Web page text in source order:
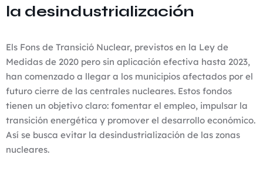
la desindustrialización
Els Fons de Transició Nuclear, previstos en la Ley de
Medidas de 2020 pero sin aplicación efectiva hasta 2023,
han comenzado a llegar a los municipios afectados por el
futuro cierre de las centrales nucleares. Estos fondos
tienen un objetivo claro: fomentar el empleo, impulsar la
transición energética y promover el desarrollo económico.
Así se busca evitar la desindustrialización de las zonas
nucleares.